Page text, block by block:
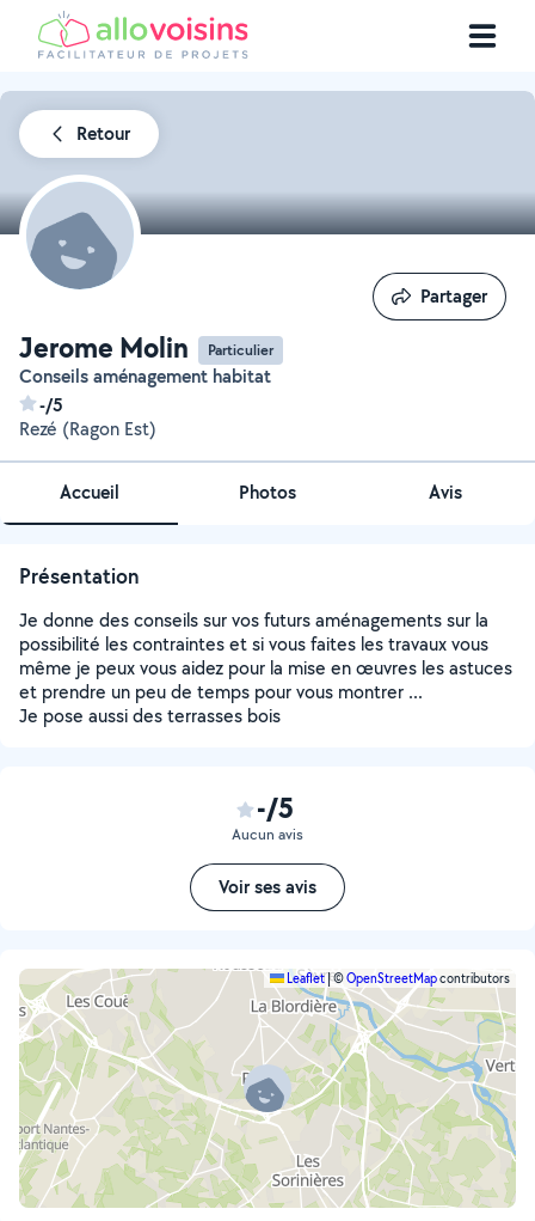
Retour
Jerome Molin Particulier
Conseils aménagement habitat
-/5
Rezé (Ragon Est)
Partager
Partager
Accueil Photos Avis
Présentation
Je donne des conseils sur vos futurs aménagements sur la
possibilité les contraintes et si vous faites les travaux vous
même je peux vous aidez pour la mise en œuvres les astuces
et prendre un peu de temps pour vous montrer ...
Je pose aussi des terrasses bois
-/5
Aucun avis
Voir ses avis
Leaflet|©OpenStreetMapcontributors